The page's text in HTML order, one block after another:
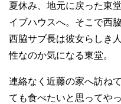
夏休み、地元に戻った東
イブハウスへ。そこで西
西脇サブ長は彼女らしき
性なのか気になる東堂。
連絡なく近藤の家へ訪ね
ても食べたいと思ってや